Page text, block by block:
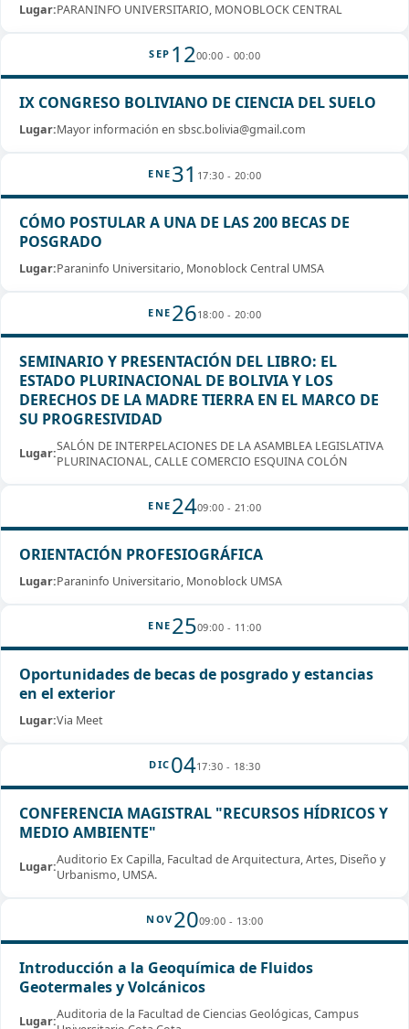
Lugar:PARANINFO UNIVERSITARIO, MONOBLOCK CENTRAL
SEP 1200:00 - 00:00
IX CONGRESO BOLIVIANO DE CIENCIA DEL SUELO
Lugar:Mayor información en sbsc.bolivia@gmail.com
ENE 31 17:30 - 20:00
CÓMO POSTULAR A UNA DE LAS 200 BECAS DE
POSGRADO
Lugar:Paraninfo Universitario, Monoblock Central UMSA
ENE 2618:00 - 20:00
SEMINARIO Y PRESENTACIÓN DEL LIBRO: EL
ESTADO PLURINACIONAL DE BOLIVIA Y LOS
DERECHOS DE LA MADRE TIERRA EN EL MARCO DE
SU PROGRESIVIDAD
Lugar:SALÓN DE INTERPELACIONES DE LA ASAMBLEA LEGISLATIVA
PLURINACIONAL, CALLE COMERCIO ESQUINA COLÓN
ENE 2409:00 - 21:00
ORIENTACIÓN PROFESIOGRÁFICA
Lugar:Paraninfo Universitario, Monoblock UMSA
ENE 2509:00 - 11:00
Oportunidades de becas de posgrado y estancias
en el exterior
Lugar:Via Meet
DIC 0417:30 - 18:30
CONFERENCIA MAGISTRAL "RECURSOS HÍDRICOS Y
MEDIO AMBIENTE"
Lugar:Auditorio Ex Capilla, Facultad de Arquitectura, Artes, Diseño y
Urbanismo, UMSA.
NOV 2009:00 - 13:00
Introducción a la Geoquímica de Fluidos
Geotermales y Volcánicos
Lugar:Auditoria de la Facultad de Ciencias Geológicas, Campus